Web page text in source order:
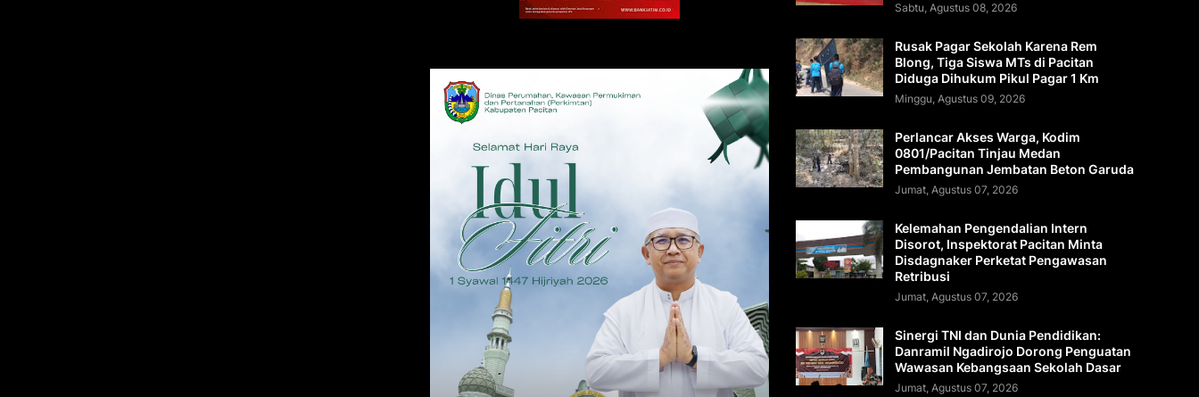
Sabtu, Agustus 08, 2026
Rusak Pagar Sekolah Karena Rem
Blong, Tiga Siswa MTs di Pacitan
Diduga Dihukum Pikul Pagar 1 Km
Minggu, Agustus 09, 2026
Perlancar Akses Warga, Kodim
0801/Pacitan Tinjau Medan
Pembangunan Jembatan Beton Garuda
Jumat, Agustus 07, 2026
Kelemahan Pengendalian Intern
Disorot, Inspektorat Pacitan Minta
Disdagnaker Perketat Pengawasan
Retribusi
Jumat, Agustus 07, 2026
Sinergi TNI dan Dunia Pendidikan:
Danramil Ngadirojo Dorong Penguatan
Wawasan Kebangsaan Sekolah Dasar
Jumat, Agustus 07, 2026